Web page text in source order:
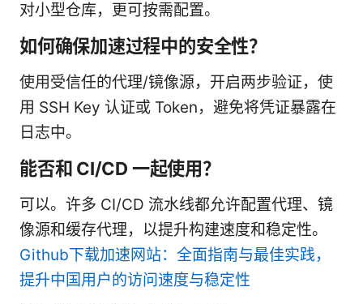
对小型仓库，更可按需配置。
如何确保加速过程中的安全性？
使用受信任的代理/镜像源，开启两步验证，使
用 SSH Key 认证或 Token，避免将凭证暴露在
日志中。
能否和 CI/CD 一起使用？
可以。许多 CI/CD 流水线都允许配置代理、镜
像源和缓存代理，以提升构建速度和稳定性。
Github下载加速网站：全面指南与最佳实践，
提升中国用户的访问速度与稳定性